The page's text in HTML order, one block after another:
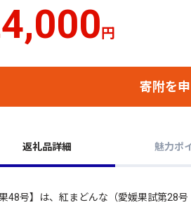
円
寄附を
返礼品詳細 魅力ポ
果48号】は、紅まどんな（愛媛果試第28